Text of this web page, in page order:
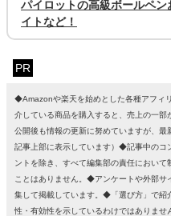
パイロットの高級ボールペ
イトなど！
PR
◆Amazonや楽天を始めとした各種アフィ
介している商品を購入すると、売上の一
公開後も情報の更新に努めていますが、
記事上部に表示しています）◆記事中のコ
ントを除き、すべて編集部の責任におい
ことはありません。◆アンケートや外部サ
集して掲載しています。◆「選び方」で紹
性・有効性を示しているわけではありま